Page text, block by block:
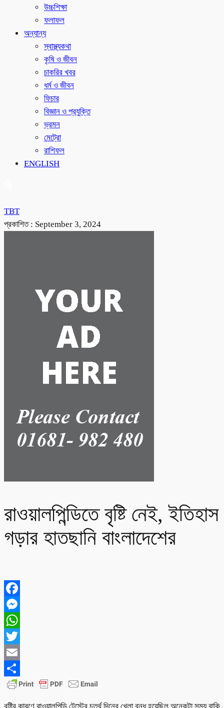
উচ্চশিক্ষা
ফলাফল
অন্যান্য
স্বাস্থ্যকথা
কৃষি ও জীবন
চাকরির খবর
ধর্ম ও জীবন
ফিচার
বিজ্ঞান ও প্রযুক্তি
ভ্রমন
মেট্রো
রাশিফল
ENGLISH
TBT
প্রকাশিত : September 3, 2024
রাওয়ালপিন্ডিতে বৃষ্টি নেই, ইতিহাস
গড়ার হাতছানি বাংলাদেশের
Facebook
Messenger
WhatsApp
Twitter
Email
Share
বৃষ্টির কারণে রাওয়ালপিন্ডি টেস্টের চতুর্থ দিনের খেলা বন্ধ হয়েছিল অনেকটা সময় বাকি